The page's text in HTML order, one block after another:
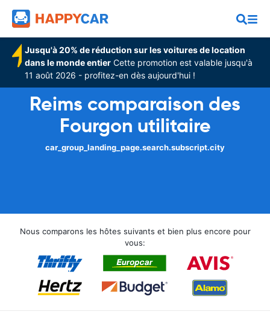
Jusqu'à 20% de réduction sur les voitures de location
dans le monde entier Cette promotion est valable jusqu'à
11 août 2026 - profitez-en dès aujourd'hui !
Reims comparaison des
Fourgon utilitaire
car_group_landing_page.search.subscript.city
Nous comparons les hôtes suivants et bien plus encore pour
vous: